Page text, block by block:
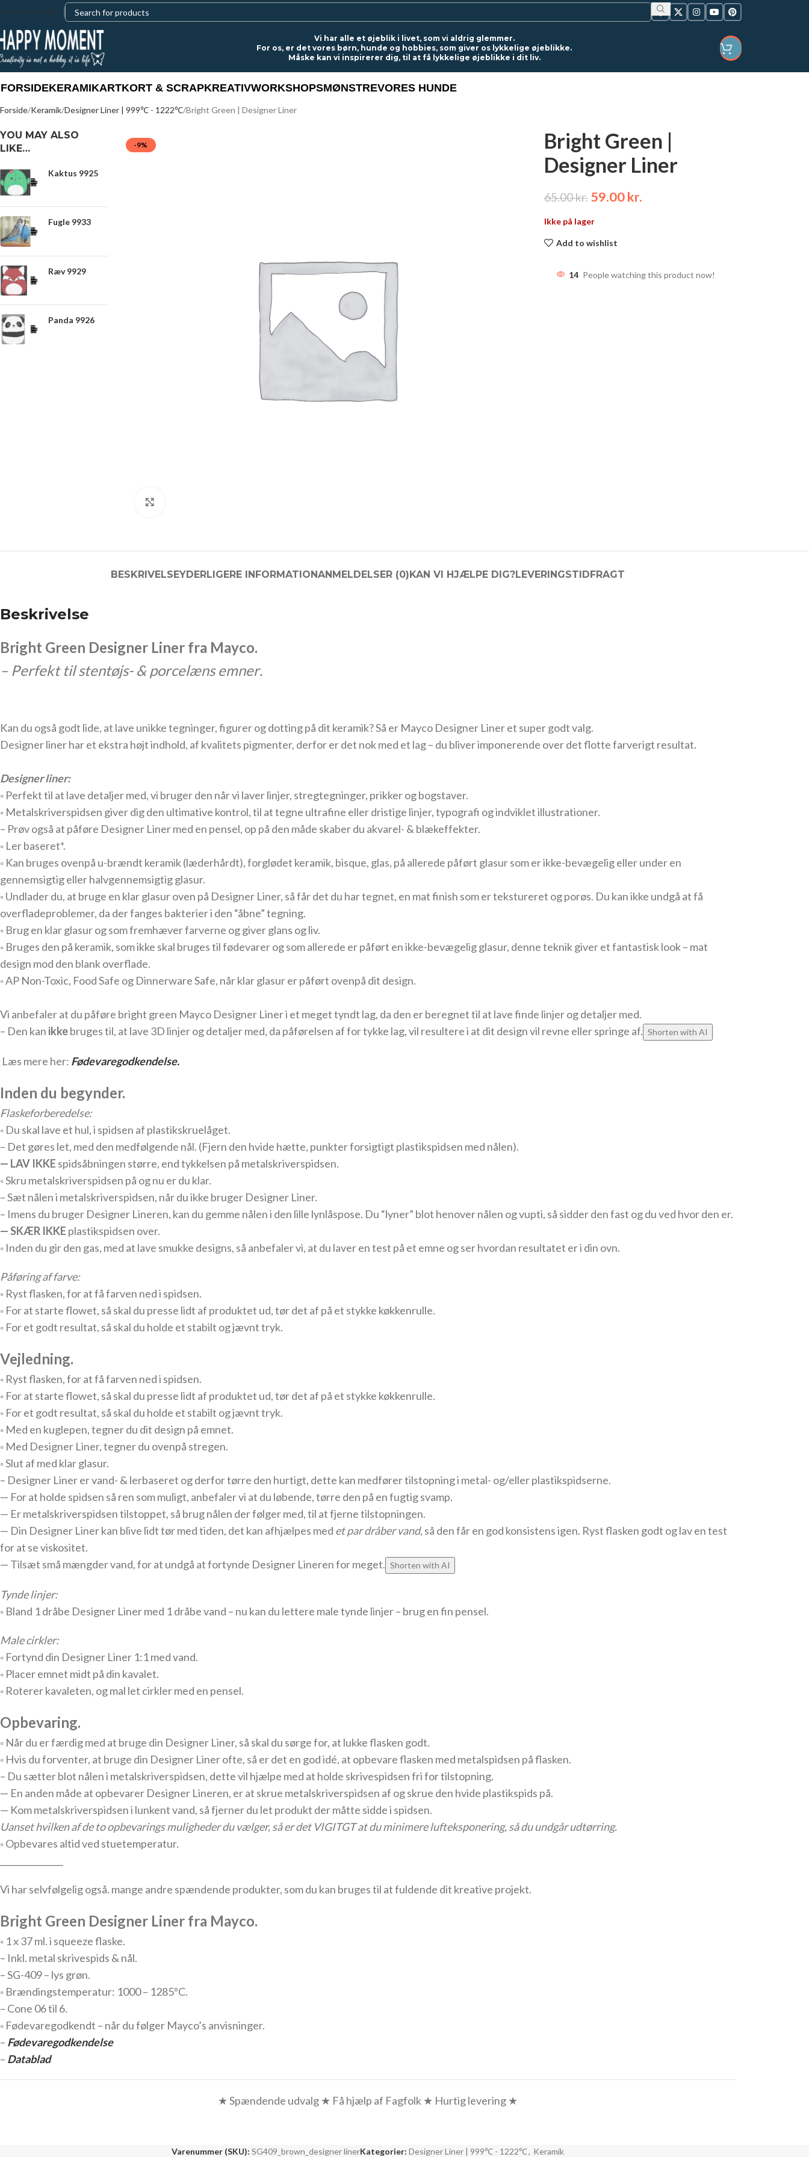
COUNTRY
Vi har alle et øjeblik i livet, som vi aldrig glemmer.
For os, er det vores børn, hunde og hobbies, som giver os lykkelige øjeblikke.
Måske kan vi inspirerer dig, til at få lykkelige øjeblikke i dit liv.
FORSIDEKERAMIKARTKORT & SCRAPKREATIVWORKSHOPSMØNSTREVORES HUNDE
Forside Keramik Designer Liner | 999℃ - 1222℃ Bright Green | Designer Liner
YOU MAY ALSO
LIKE…
Kaktus 9925
Fugle 9933
Ræv 9929
Panda 9926
-9%
Bright Green |
Designer Liner
65.00kr. 59.00kr.
Ikke på lager
Add to wishlist
14 People watching this product now!
BESKRIVELSEYDERLIGERE INFORMATIONANMELDELSER (0)KAN VI HJÆLPE DIG?LEVERINGSTIDFRAGT
Beskrivelse
Bright Green Designer Liner fra Mayco.
– Perfekt til stentøjs- & porcelæns emner.
Kan du også godt lide, at lave unikke tegninger, figurer og dotting på dit keramik? Så er Mayco Designer Liner et super godt valg.
Designer liner har et ekstra højt indhold, af kvalitets pigmenter, derfor er det nok med et lag – du bliver imponerende over det flotte farverigt resultat.
Designer liner:
◦ Perfekt til at lave detaljer med, vi bruger den når vi laver linjer, stregtegninger, prikker og bogstaver.
◦ Metalskriverspidsen giver dig den ultimative kontrol, til at tegne ultrafine eller dristige linjer, typografi og indviklet illustrationer.
– Prøv også at påføre Designer Liner med en pensel, op på den måde skaber du akvarel- & blækeffekter.
◦ Ler baseret*.
◦ Kan bruges ovenpå u-brændt keramik (læderhårdt), forglødet keramik, bisque, glas, på allerede påført glasur som er ikke-bevægelig eller under en
gennemsigtig eller halvgennemsigtig glasur.
◦ Undlader du, at bruge en klar glasur oven på Designer Liner, så får det du har tegnet, en mat finish som er tekstureret og porøs. Du kan ikke undgå at få
overfladeproblemer, da der fanges bakterier i den “åbne” tegning.
◦ Brug en klar glasur og som fremhæver farverne og giver glans og liv.
◦ Bruges den på keramik, som ikke skal bruges til fødevarer og som allerede er påført en ikke-bevægelig glasur, denne teknik giver et fantastisk look – mat
design mod den blank overflade.
◦ AP Non-Toxic, Food Safe og Dinnerware Safe, når klar glasur er påført ovenpå dit design.
Vi anbefaler at du påføre bright green Mayco Designer Liner i et meget tyndt lag, da den er beregnet til at lave finde linjer og detaljer med.
– Den kan ikkebruges til, at lave 3D linjer og detaljer med, da påførelsen af for tykke lag, vil resultere i at dit design vil revne eller springe af. Shorten with AI
Læs mere her: Fødevaregodkendelse.
Inden du begynder.
Flaskeforberedelse:
◦ Du skal lave et hul, i spidsen af plastikskruelåget.
– Det gøres let, med den medfølgende nål. (Fjern den hvide hætte, punkter forsigtigt plastikspidsen med nålen).
— LAV IKKE spidsåbningen større, end tykkelsen på metalskriverspidsen.
◦ Skru metalskriverspidsen på og nu er du klar.
– Sæt nålen i metalskriverspidsen, når du ikke bruger Designer Liner.
– Imens du bruger Designer Lineren, kan du gemme nålen i den lille lynlåspose. Du “lyner” blot henover nålen og vupti, så sidder den fast og du ved hvor den er.
— SKÆR IKKE plastikspidsen over.
◦ Inden du gir den gas, med at lave smukke designs, så anbefaler vi, at du laver en test på et emne og ser hvordan resultatet er i din ovn.
Påføring af farve:
◦ Ryst flasken, for at få farven ned i spidsen.
◦ For at starte flowet, så skal du presse lidt af produktet ud, tør det af på et stykke køkkenrulle.
◦ For et godt resultat, så skal du holde et stabilt og jævnt tryk.
Vejledning.
◦ Ryst flasken, for at få farven ned i spidsen.
◦ For at starte flowet, så skal du presse lidt af produktet ud, tør det af på et stykke køkkenrulle.
◦ For et godt resultat, så skal du holde et stabilt og jævnt tryk.
◦ Med en kuglepen, tegner du dit design på emnet.
◦ Med Designer Liner, tegner du ovenpå stregen.
◦ Slut af med klar glasur.
– Designer Liner er vand- & lerbaseret og derfor tørre den hurtigt, dette kan medfører tilstopning i metal- og/eller plastikspidserne.
— For at holde spidsen så ren som muligt, anbefaler vi at du løbende, tørre den på en fugtig svamp.
— Er metalskriverspidsen tilstoppet, så brug nålen der følger med, til at fjerne tilstopningen.
— Din Designer Liner kan blive lidt tør med tiden, det kan afhjælpes med et par dråber vand, så den får en god konsistens igen. Ryst flasken godt og lav en test
for at se viskositet.
— Tilsæt små mængder vand, for at undgå at fortynde Designer Lineren for meget. Shorten with AI
Tynde linjer:
◦ Bland 1 dråbe Designer Liner med 1 dråbe vand – nu kan du lettere male tynde linjer – brug en fin pensel.
Male cirkler:
◦ Fortynd din Designer Liner 1:1 med vand.
◦ Placer emnet midt på ​​din kavalet.
◦ Roterer kavaleten, og mal let cirkler med en pensel.
Opbevaring.
◦ Når du er færdig med at bruge din Designer Liner, så skal du sørge for, at lukke flasken godt.
◦ Hvis du forventer, at bruge din Designer Liner ofte, så er det en god idé, at opbevare flasken med metalspidsen på flasken.
– Du sætter blot nålen i metalskriverspidsen, dette vil hjælpe med at holde skrivespidsen fri for tilstopning.
— En anden måde at opbevarer Designer Lineren, er at skrue metalskriverspidsen af og skrue den hvide plastikspids på.
— Kommetalskriverspidsen i lunkent vand, så fjerner du let produkt der måtte sidde i spidsen.
Uanset hvilken af de to opbevarings muligheder du vælger, så er det VIGITGT at du minimere lufteksponering, så du undgår udtørring.
◦ Opbevares altid ved stuetemperatur.
Vi har selvfølgelig også. mange andre spændende produkter, som du kan bruges til at fuldende dit kreative projekt.
Bright Green Designer Liner fra Mayco.
◦ 1 x 37 ml. i squeeze flaske.
– Inkl. metal skrivespids & nål.
– SG-409 – lys grøn.
◦ Brændingstemperatur: 1000 – 1285ºC.
– Cone 06 til 6.
◦ Fødevaregodkendt – når du følger Mayco’s anvisninger.
– Fødevaregodkendelse
– Datablad
★ Spændende udvalg ★ Få hjælp af Fagfolk ★ Hurtig levering ★
Varenummer (SKU): SG409_brown_designer linerKategorier: Designer Liner | 999℃ - 1222℃, Keramik